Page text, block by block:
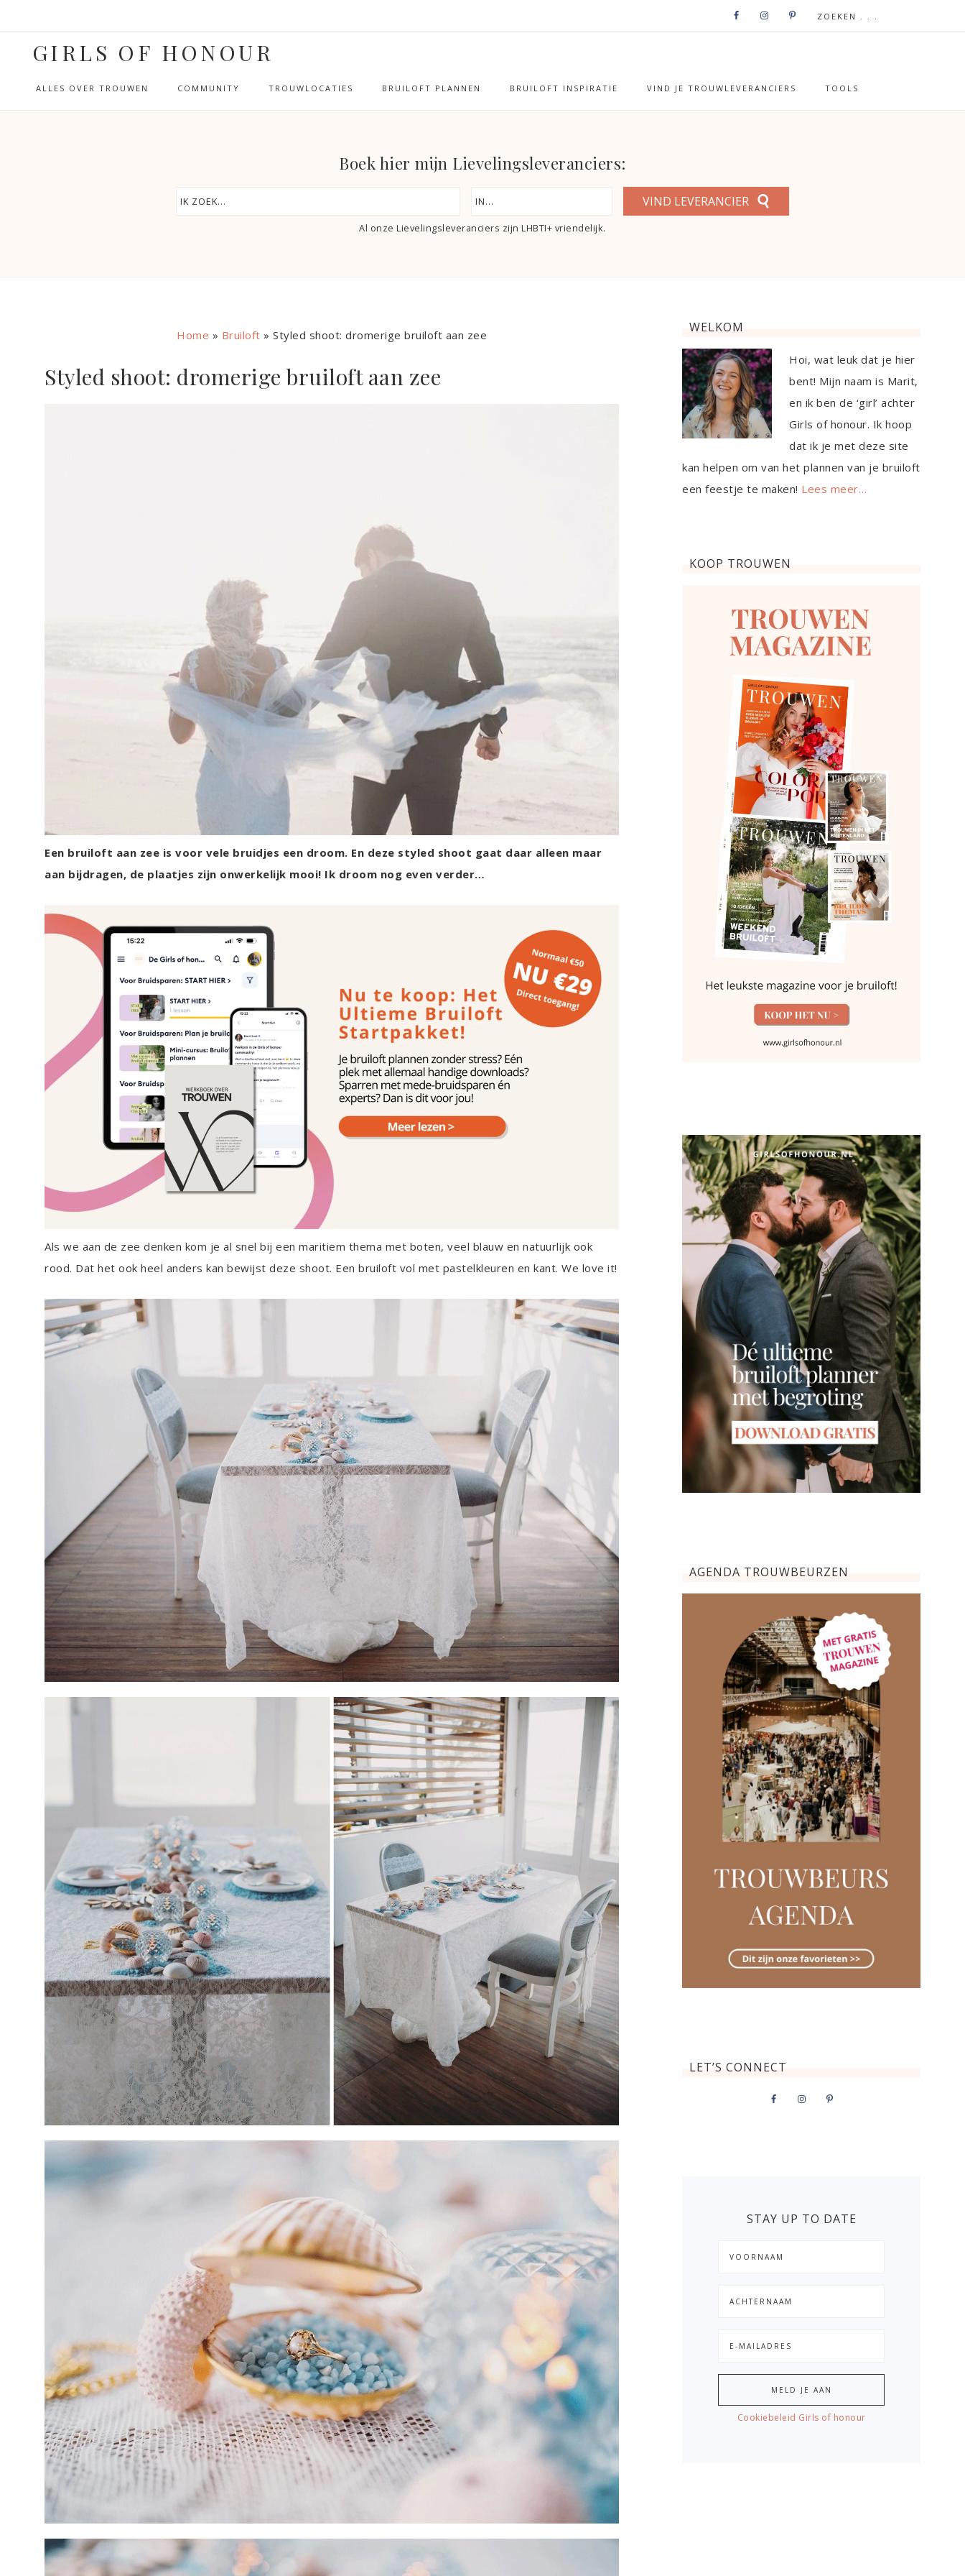
GIRLS OF HONOUR
ALLES OVER TROUWEN COMMUNITY TROUWLOCATIES BRUILOFT PLANNEN BRUILOFT INSPIRATIE VIND JE TROUWLEVERANCIERS TOOLS
Boek hier mijn Lievelingsleveranciers:
VIND LEVERANCIER
Al onze Lievelingsleveranciers zijn LHBTI+ vriendelijk.
Home » Bruiloft » Styled shoot: dromerige bruiloft aan zee
Styled shoot: dromerige bruiloft aan zee
Een bruiloft aan zee is voor vele bruidjes een droom. En deze styled shoot gaat daar alleen maar
aan bijdragen, de plaatjes zijn onwerkelijk mooi! Ik droom nog even verder…
Als we aan de zee denken kom je al snel bij een maritiem thema met boten, veel blauw en natuurlijk ook
rood. Dat het ook heel anders kan bewijst deze shoot. Een bruiloft vol met pastelkleuren en kant. We love it!
WELKOM
Hoi, wat leuk dat je hier
bent! Mijn naam is Marit,
en ik ben de ‘girl’ achter
Girls of honour. Ik hoop
dat ik je met deze site
kan helpen om van het plannen van je bruiloft
een feestje te maken! Lees meer…
KOOP TROUWEN
AGENDA TROUWBEURZEN
LET’S CONNECT
STAY UP TO DATE
Cookiebeleid Girls of honour